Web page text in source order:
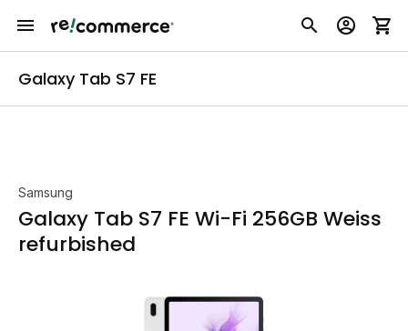
Galaxy Tab S7 FE
Samsung
Galaxy Tab S7 FE Wi-Fi 256GB Weiss
refurbished